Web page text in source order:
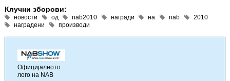
Клучни зборови:
новости од nab2010 награди на nab
2010
наградени
производи
Официјалното
лого на NAB